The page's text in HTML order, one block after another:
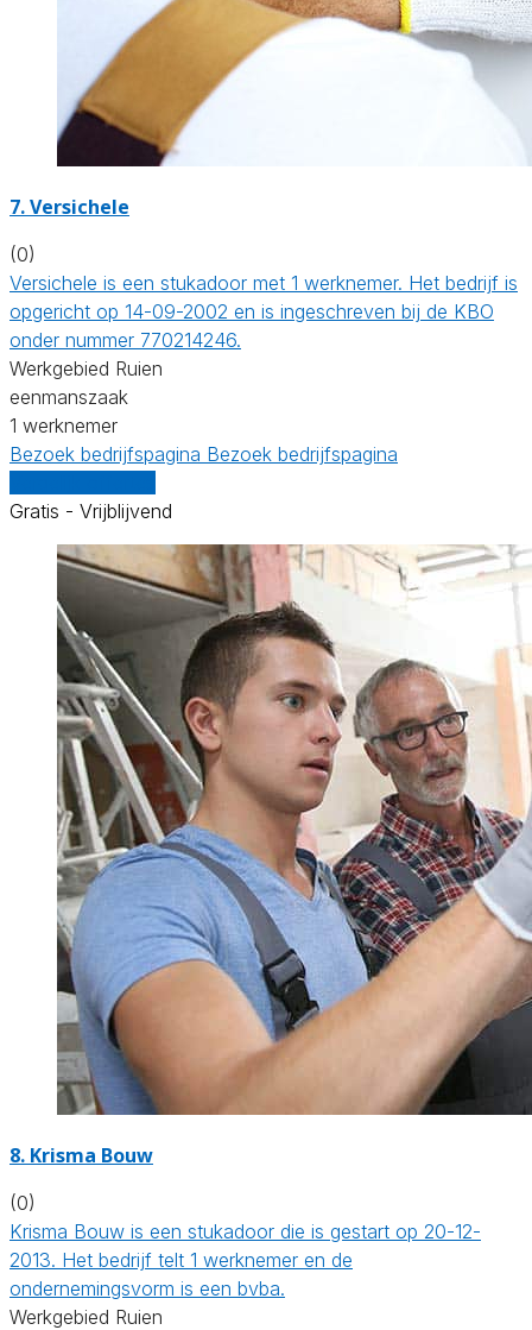
7. Versichele
(0)
Versichele is een stukadoor met 1 werknemer. Het bedrijf is
opgericht op 14-09-2002 en is ingeschreven bij de KBO
onder nummer 770214246.
Werkgebied Ruien
eenmanszaak
1 werknemer
Bezoek bedrijfspagina Bezoek bedrijfspagina
Gratis - Vrijblijvend
8. Krisma Bouw
(0)
Krisma Bouw is een stukadoor die is gestart op 20-12-
2013. Het bedrijf telt 1 werknemer en de
ondernemingsvorm is een bvba.
Werkgebied Ruien